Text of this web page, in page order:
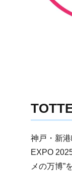
神戸・新
EXPO
メの万博”